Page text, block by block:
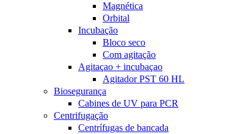
Magnética
Orbital
Incubação
Bloco seco
Com agitação
Agitaçao + incubaçao
Agitador PST 60 HL
Biosegurança
Cabines de UV para PCR
Centrifugação
Centrífugas de bancada